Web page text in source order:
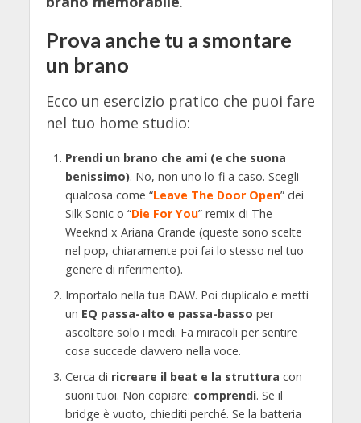
Prova anche tu a smontare
un brano
Ecco un esercizio pratico che puoi fare
nel tuo home studio:
Prendi un brano che ami (e che suona
benissimo). No, non uno lo-fi a caso. Scegli
qualcosa come “Leave The Door Open” dei
Silk Sonic o “Die For You” remix di The
Weeknd x Ariana Grande (queste sono scelte
nel pop, chiaramente poi fai lo stesso nel tuo
genere di riferimento).
Importalo nella tua DAW. Poi duplicalo e metti
un EQ passa-alto e passa-basso per
ascoltare solo i medi. Fa miracoli per sentire
cosa succede davvero nella voce.
Cerca di ricreare il beat e la struttura con
suoni tuoi. Non copiare: comprendi. Se il
bridge è vuoto, chiediti perché. Se la batteria